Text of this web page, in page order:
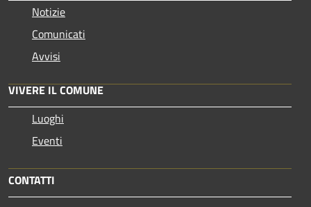
Notizie
Comunicati
Avvisi
VIVERE IL COMUNE
Luoghi
Eventi
CONTATTI